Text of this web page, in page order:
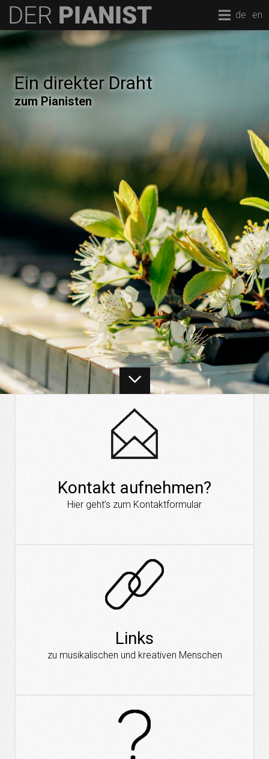
de en
Ein direkter Draht
zum Pianisten
Kontakt aufnehmen?
Hier geht’s zum Kontaktformular
Links
zu musikalischen und kreativen Menschen